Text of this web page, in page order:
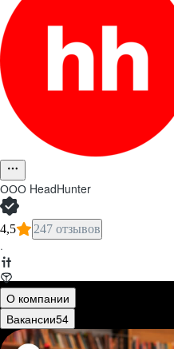
ООО HeadHunter
4,5 247 отзывов
·
О компании
Вакансии54